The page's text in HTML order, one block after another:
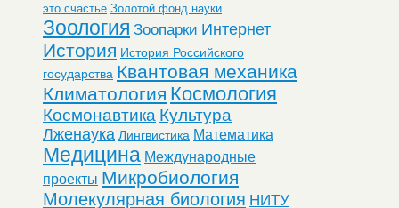
это счастье Золотой фонд науки
Зоология Зоопарки Интернет
История История Российского
государства Квантовая механика
Климатология Космология
Космонавтика Культура
Лженаука Лингвистика Математика
Медицина Международные
проекты Микробиология
Молекулярная биология НИТУ